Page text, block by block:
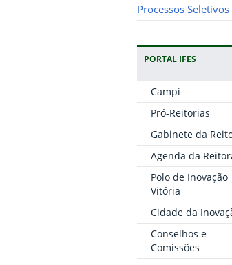
Processos Seletivos
PORTAL IFES
Campi
Pró-Reitorias
Gabinete da
Agenda da
Polo de Inovação
Vitória
Cidade da
Conselhos e
Comissões